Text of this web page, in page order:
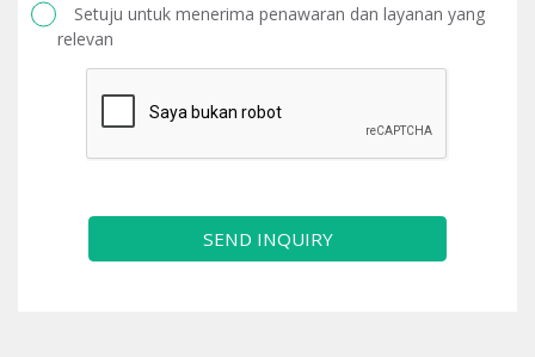
Setuju untuk menerima penawaran dan layanan yang
relevan
SEND INQUIRY